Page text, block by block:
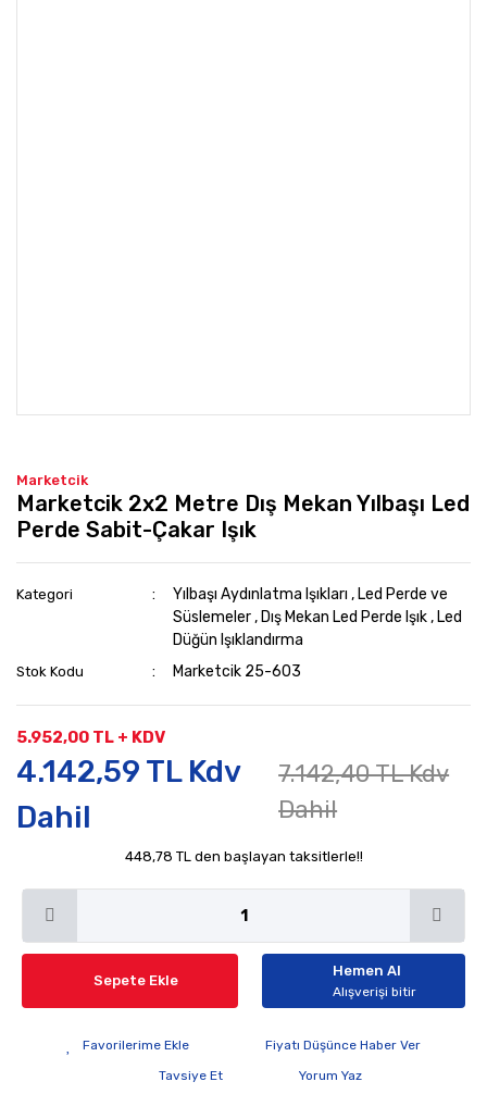
Marketcik
Marketcik 2x2 Metre Dış Mekan Yılbaşı Led
Perde Sabit-Çakar Işık
Kategori Yılbaşı Aydınlatma Işıkları , Led Perde ve
Süslemeler, Dış Mekan Led Perde Işık, Led
Düğün Işıklandırma
Stok Kodu Marketcik 25-603
5.952,00 TL + KDV
4.142,59 TL Kdv
Dahil
7.142,40 TL Kdv
Dahil
448,78 TL den başlayan taksitlerle!!
Sepete Ekle
Hemen Al
Alışverişi bitir
Fiyatı Düşünce Haber Ver
Tavsiye Et
Yorum Yaz